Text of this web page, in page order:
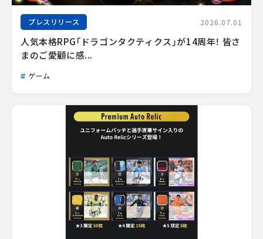
プレスリリース 2026.07.01
人気本格RPG「ドラゴンタクティクス」が14周年！ 皆さ
まのご愛顧に感...
ゲーム